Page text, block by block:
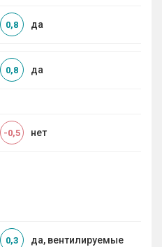
да
0,8
да
0,8
нет
-0,5
да, вентилируемые
0,3